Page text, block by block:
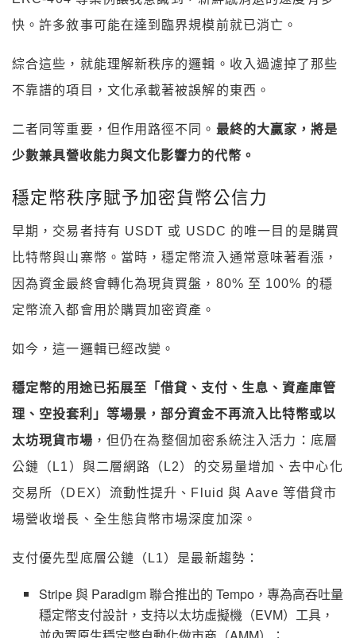
快。許多敘事可能在達到臨界規模前就已消亡。
綜合這些，就能理解新秩序的邏輯。收入過濾掉了那些
不靠譜的項目，文化承載著被誤解的東西。
二者同等重要，但作用路徑不同。 最終的大贏家，將是
少數兼具營收能力與文化影響力的代幣。
穩定幣秩序賦予加密貨幣公信力
早期，交易者持有 USDT 或 USDC 的唯一目的是購買
比特幣與山寨幣。當時，穩定幣流入通常意味著看漲，
因為資金最終會轉化為現貨買盤，80% 至 100% 的穩
定幣流入都會用於購買加密資產。
如今，這一邏輯已經改變。
穩定幣的用途已拓展至「借貸、支付、生息、資產庫管
理、空投套利」等場景，部分資金不再流入比特幣或以
太坊現貨市場 ，但仍在為整個加密系統注入活力：底層
公鏈（L1）與二層網路（L2）的交易量增加、去中心化
交易所（DEX）流動性提升、Fluid 與 Aave 等借貸市
場營收增長、全生態貨幣市場深度加深。
支付優先型底層公鏈（L1）是最新趨勢：
Stripe 與 Paradigm 聯合推出的 Tempo，專為高吞吐量
穩定幣支付設計，支持以太坊虛擬機（EVM）工具，